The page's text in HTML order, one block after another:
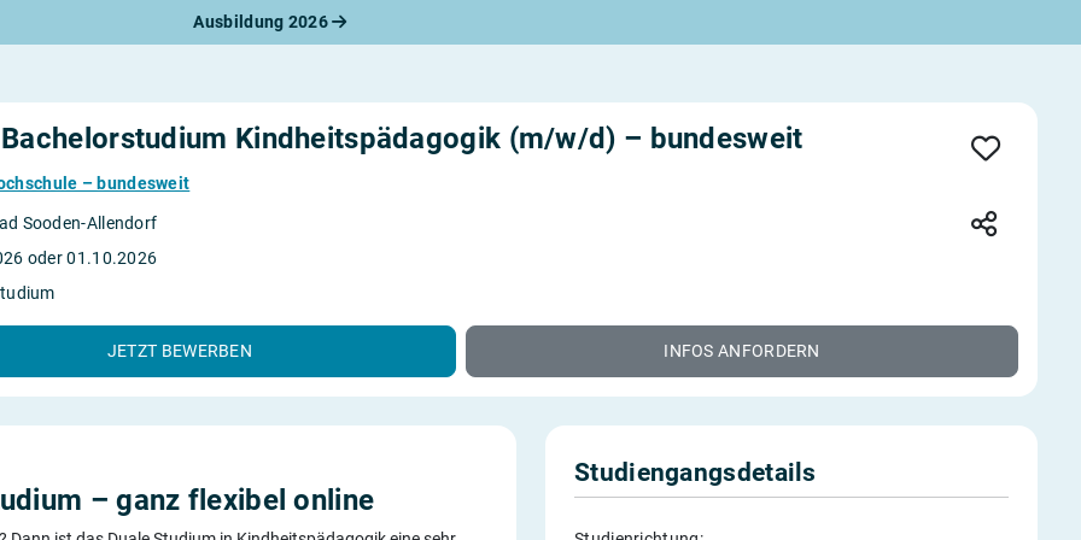
Ausbildung 2026
Bewerbung
Check
Kindheitspädagogik (m/w/d) – bundesweit
– bundesweit
Sooden-Allendorf
oder 01.10.2026
JETZT BEWERBEN INFOS ANFORDERN
– ganz flexibel online
Studiengangsdetails